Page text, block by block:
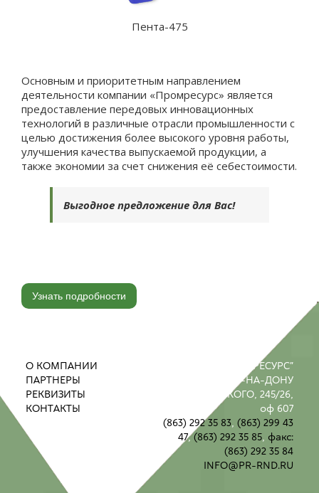
Пента-475
Основным и приоритетным направлением
деятельности компании «Промресурс» является
предоставление передовых инновационных
технологий в различные отрасли промышленности с
целью достижения более высокого уровня работы,
улучшения качества выпускаемой продукции, а
также экономии за счет снижения её себестоимости.
Выгодное предложение для Вас!
Узнать подробности
О КОМПАНИИ
ПАРТНЕРЫ
РЕКВИЗИТЫ
КОНТАКТЫ
ООО "ПРОМРЕСУРС"
РОСТОВ-НА-ДОНУ
УЛ. М. ГОРЬКОГО, 245/26,
оф 607
(863) 292 35 83,(863) 299 43
47,(863) 292 35 85, факс:
(863) 292 35 84
INFO@PR-RND.RU